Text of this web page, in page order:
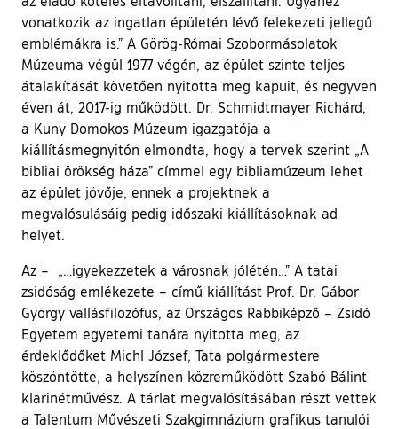
vonatkozik az ingatlan épületén lévő felekezeti jellegű
emblémákra is.” A Görög-Római Szobormásolatok
Múzeuma végül 1977 végén, az épület szinte teljes
átalakítását követően nyitotta meg kapuit, és negyven
éven át, 2017-ig működött. Dr. Schmidtmayer Richárd,
a Kuny Domokos Múzeum igazgatója a
kiállításmegnyitón elmondta, hogy a tervek szerint „A
bibliai örökség háza” címmel egy bibliamúzeum lehet
az épület jövője, ennek a projektnek a
megvalósulásáig pedig időszaki kiállításoknak ad
helyet.
Az – „…igyekezzetek a városnak jólétén…” A tatai
zsidóság emlékezete – című kiállítást Prof. Dr. Gábor
György vallásfilozófus, az Országos Rabbiképző – Zsidó
Egyetem egyetemi tanára nyitotta meg, az
érdeklődőket Michl József, Tata polgármestere
köszöntötte, a helyszínen közreműködött Szabó Bálint
klarinétművész. A tárlat megvalósításában részt vettek
a Talentum Művészeti Szakgimnázium grafikus tanulói